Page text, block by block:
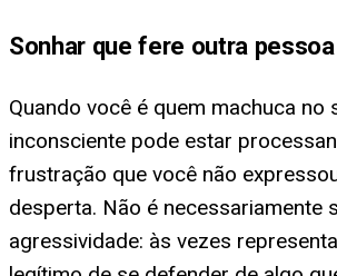
Sonhar que fere outra
Quando você é quem machuca no
inconsciente pode estar
frustração que você não
desperta. Não é necessariamente
agressividade: às vezes